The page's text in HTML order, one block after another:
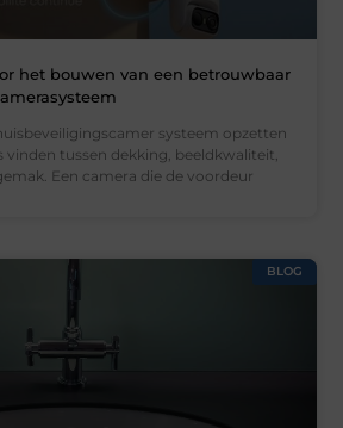
het bouwen van een betrouwbaar
systeem opzetten
vinden tussen dekking, beeldkwaliteit,
Een camera die de voordeur
BLOG